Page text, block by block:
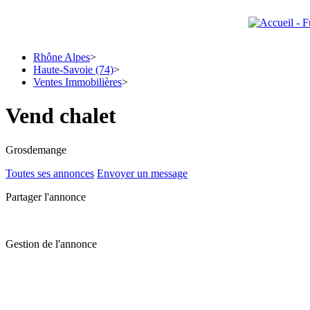
Rhône Alpes>
Haute-Savoie (74)>
Ventes Immobilières>
Vend chalet
Grosdemange
Toutes ses annonces Envoyer un message
Partager l'annonce
Gestion de l'annonce